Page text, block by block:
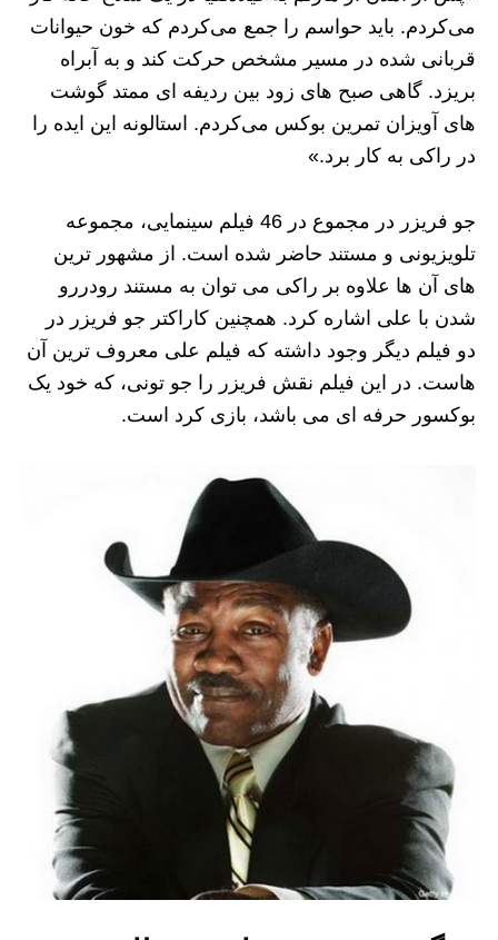
می‌کردم. باید حواسم را جمع می‌کردم که خون حیوانات
قربانی ‌شده در مسیر مشخص حرکت کند و به آبراه
بریزد. گاهی صبح‌ های زود بین ردیفه ای ممتد گوشت‌
های آویزان تمرین بوکس می‌کردم. استالونه این ایده را
در راکی به کار برد.»
جو فریزر در مجموع در 46 فیلم سینمایی، مجموعه
تلویزیونی و مستند حاضر شده‌ است. از مشهور ترین
های آن ها علاوه بر راکی می‌ توان به مستند رودررو
شدن با علی اشاره کرد. همچنین کاراکتر جو فریزر در
دو فیلم دیگر وجود داشته که فیلم علی معروف ترین آن
هاست. در این فیلم نقش فریزر را جو تونی، که خود یک
بوکسور حرفه ای می باشد، بازی کرد است.